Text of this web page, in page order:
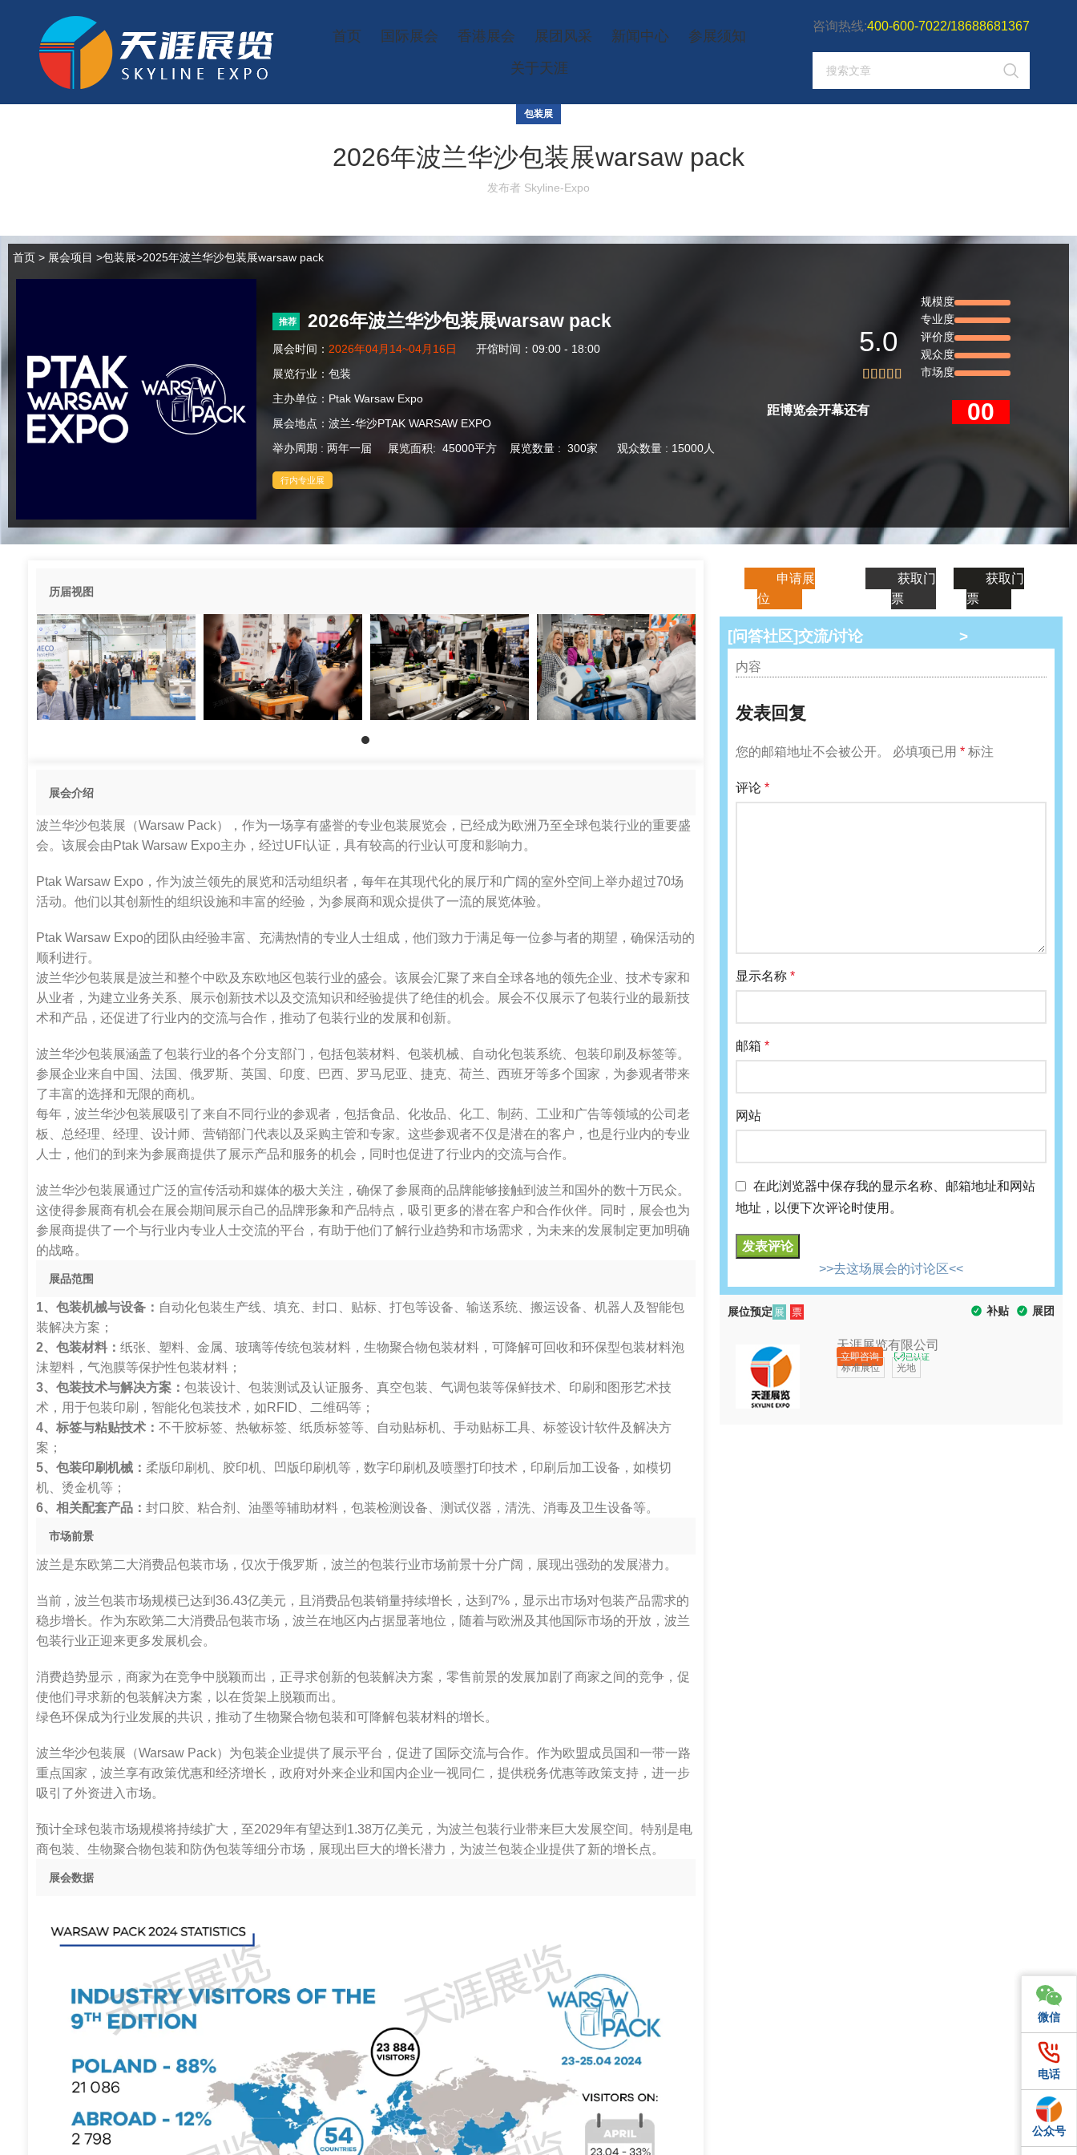
首页 国际展会 香港展会 展团风采 新闻中心
参展须知
关于天涯
咨询热线:400-600-7022/18688681367
包装展
2026年波兰华沙包装展warsaw pack
发布者 Skyline-Expo
首页 > 展会项目 >包装展>2025年波兰华沙包装展warsaw pack
推荐 2026年波兰华沙包装展warsaw pack
展会时间： 2026年04月14~04月16日
开馆时间：09:00 - 18:00
展览行业：包装
主办单位：Ptak Warsaw Expo
展会地点：波兰-华沙PTAK WARSAW EXPO
举办周期 : 两年一届 展览面积: 45000平方 展览数量 : 300家 观众数量 : 15000人
行内专业展
5.0
    
规模度
专业度
评价度
观众度
市场度
距博览会开幕还有 00
历届视图
展会介绍
波兰华沙包装展（Warsaw Pack），作为一场享有盛誉的专业包装展览会，已经成为欧洲乃至全球包装行业的重要盛
会。该展会由Ptak Warsaw Expo主办，经过UFI认证，具有较高的行业认可度和影响力。
Ptak Warsaw Expo，作为波兰领先的展览和活动组织者，每年在其现代化的展厅和广阔的室外空间上举办超过70场
活动。他们以其创新性的组织设施和丰富的经验，为参展商和观众提供了一流的展览体验。
Ptak Warsaw Expo的团队由经验丰富、充满热情的专业人士组成，他们致力于满足每一位参与者的期望，确保活动的
顺利进行。
波兰华沙包装展是波兰和整个中欧及东欧地区包装行业的盛会。该展会汇聚了来自全球各地的领先企业、技术专家和
从业者，为建立业务关系、展示创新技术以及交流知识和经验提供了绝佳的机会。展会不仅展示了包装行业的最新技
术和产品，还促进了行业内的交流与合作，推动了包装行业的发展和创新。
波兰华沙包装展涵盖了包装行业的各个分支部门，包括包装材料、包装机械、自动化包装系统、包装印刷及标签等。
参展企业来自中国、法国、俄罗斯、英国、印度、巴西、罗马尼亚、捷克、荷兰、西班牙等多个国家，为参观者带来
了丰富的选择和无限的商机。
每年，波兰华沙包装展吸引了来自不同行业的参观者，包括食品、化妆品、化工、制药、工业和广告等领域的公司老
板、总经理、经理、设计师、营销部门代表以及采购主管和专家。这些参观者不仅是潜在的客户，也是行业内的专业
人士，他们的到来为参展商提供了展示产品和服务的机会，同时也促进了行业内的交流与合作。
波兰华沙包装展通过广泛的宣传活动和媒体的极大关注，确保了参展商的品牌能够接触到波兰和国外的数十万民众。
这使得参展商有机会在展会期间展示自己的品牌形象和产品特点，吸引更多的潜在客户和合作伙伴。同时，展会也为
参展商提供了一个与行业内专业人士交流的平台，有助于他们了解行业趋势和市场需求，为未来的发展制定更加明确
的战略。
展品范围
1、包装机械与设备： 自动化包装生产线、填充、封口、贴标、打包等设备、输送系统、搬运设备、机器人及智能包
装解决方案；
2、包装材料： 纸张、塑料、金属、玻璃等传统包装材料，生物聚合物包装材料，可降解可回收和环保型包装材料泡
沫塑料，气泡膜等保护性包装材料；
3、包装技术与解决方案： 包装设计、包装测试及认证服务、真空包装、气调包装等保鲜技术、印刷和图形艺术技
术，用于包装印刷，智能化包装技术，如RFID、二维码等；
4、标签与粘贴技术： 不干胶标签、热敏标签、纸质标签等、自动贴标机、手动贴标工具、标签设计软件及解决方
案；
5、包装印刷机械： 柔版印刷机、胶印机、凹版印刷机等，数字印刷机及喷墨打印技术，印刷后加工设备，如模切
机、烫金机等；
6、相关配套产品： 封口胶、粘合剂、油墨等辅助材料，包装检测设备、测试仪器，清洗、消毒及卫生设备等。
市场前景
波兰是东欧第二大消费品包装市场，仅次于俄罗斯，波兰的包装行业市场前景十分广阔，展现出强劲的发展潜力。
当前，波兰包装市场规模已达到36.43亿美元，且消费品包装销量持续增长，达到7%，显示出市场对包装产品需求的
稳步增长。作为东欧第二大消费品包装市场，波兰在地区内占据显著地位，随着与欧洲及其他国际市场的开放，波兰
包装行业正迎来更多发展机会。
消费趋势显示，商家为在竞争中脱颖而出，正寻求创新的包装解决方案，零售前景的发展加剧了商家之间的竞争，促
使他们寻求新的包装解决方案，以在货架上脱颖而出。
绿色环保成为行业发展的共识，推动了生物聚合物包装和可降解包装材料的增长。
波兰华沙包装展（Warsaw Pack）为包装企业提供了展示平台，促进了国际交流与合作。作为欧盟成员国和一带一路
重点国家，波兰享有政策优惠和经济增长，政府对外来企业和国内企业一视同仁，提供税务优惠等政策支持，进一步
吸引了外资进入市场。
预计全球包装市场规模将持续扩大，至2029年有望达到1.38万亿美元，为波兰包装行业带来巨大发展空间。特别是电
商包装、生物聚合物包装和防伪包装等细分市场，展现出巨大的增长潜力，为波兰包装企业提供了新的增长点。
展会数据
申请展
位
获取门
票
获取门
票
[问答社区]交流/讨论>
内容
发表回复
您的邮箱地址不会被公开。 必填项已用 *标注
评论 *
显示名称 *
邮箱 *
网站
在此浏览器中保存我的显示名称、邮箱地址和网站
地址，以便下次评论时使用。
>>去这场展会的讨论区<<
展位预定 展 票 展团
补贴
天涯展览有限公司
立即咨询 已认证
标准展位 光地
微信
电话
QQ
微信
电话
公众号